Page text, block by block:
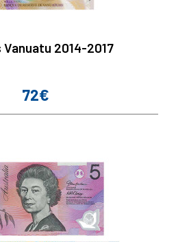
Vanuatu 2014-2017
Prix
72€